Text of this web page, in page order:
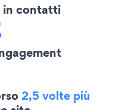
in contatti
2,5 volte più